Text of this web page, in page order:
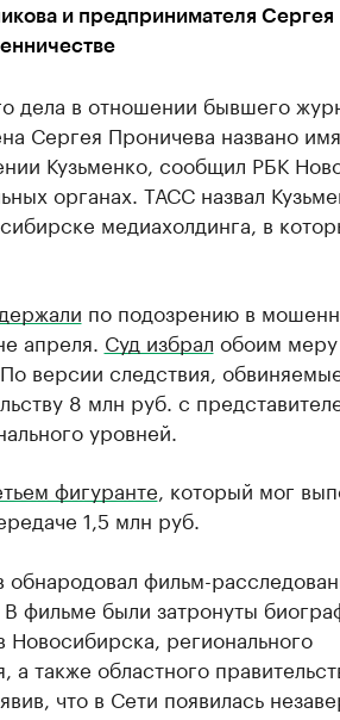
и предпринимателя Сергея
дела в отношении бывшего
Сергея Проничева названо
Кузьменко, сообщил РБК
органах. ТАСС назвал
медиахолдинга, в
по подозрению в
апреля. Суд избрал обоим меру
. По версии следствия,
8 млн руб. с
уровней.
фигуранте , который мог
1,5 млн руб.
обнародовал фильм-
фильме были затронуты
Новосибирска, регионального
а также областного
что в Сети появилась